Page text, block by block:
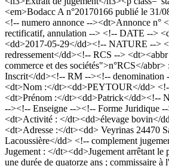
<em>Bodacc A n°20170166 publié le 31/
<!-- numero annonce --><dt>Annonce n°
rectificatif, annulation --> <!-- DATE -->
<dd>2017-05-29</dd><!-- NATURE -->
redressement</dd><!-- RCS -->
commerce et des sociétés">n°RCS</
Inscrit</dd><!-- RM --><!-- denomination
<dt>Nom :</dt><dd>PEYTOUR</dd>
<dt>Prénom :</dt><dd>Patrick</dd><!--
--><!-- Enseigne --><!-- Forme Juridique
<dt>Activité : </dt><dd>élevage bovin</
<dt>Adresse :</dt><dd> Veyrinas 24470
Lacoussière</dd> <!-- complement
Jugement : </dt><dd>Jugement arrêtant le
une durée de quatorze ans ; commissaire à